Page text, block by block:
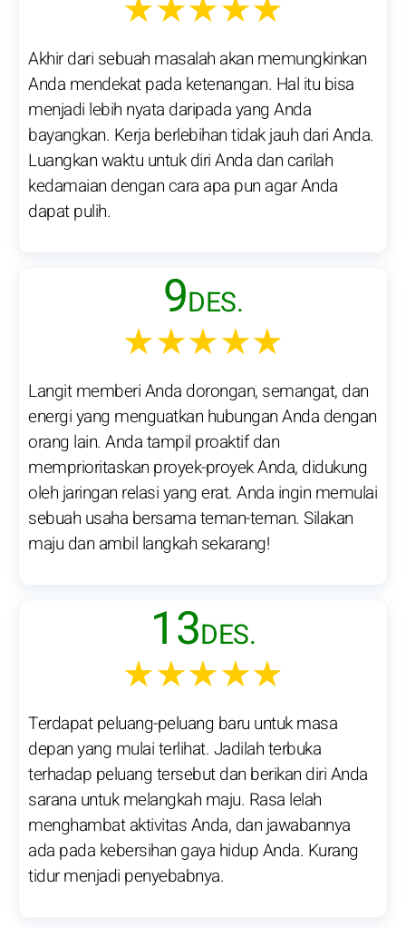
Akhir dari sebuah masalah akan memungkinkan
Anda mendekat pada ketenangan. Hal itu bisa
menjadi lebih nyata daripada yang Anda
bayangkan. Kerja berlebihan tidak jauh dari Anda.
Luangkan waktu untuk diri Anda dan carilah
kedamaian dengan cara apa pun agar Anda
dapat pulih.
9DES.
★★★★★
Langit memberi Anda dorongan, semangat, dan
energi yang menguatkan hubungan Anda dengan
orang lain. Anda tampil proaktif dan
memprioritaskan proyek-proyek Anda, didukung
oleh jaringan relasi yang erat. Anda ingin memulai
sebuah usaha bersama teman-teman. Silakan
maju dan ambil langkah sekarang!
13DES.
★★★★★
Terdapat peluang-peluang baru untuk masa
depan yang mulai terlihat. Jadilah terbuka
terhadap peluang tersebut dan berikan diri Anda
sarana untuk melangkah maju. Rasa lelah
menghambat aktivitas Anda, dan jawabannya
ada pada kebersihan gaya hidup Anda. Kurang
tidur menjadi penyebabnya.